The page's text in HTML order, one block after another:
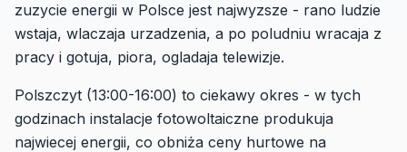
zuzycie energii w Polsce jest najwyzsze - rano ludzie
wstaja, wlaczaja urzadzenia, a po poludniu wracaja z
pracy i gotuja, piora, ogladaja telewizje.
Polszczyt (13:00-16:00) to ciekawy okres - w tych
godzinach instalacje fotowoltaiczne produkuja
najwiecej energii, co obniża ceny hurtowe na